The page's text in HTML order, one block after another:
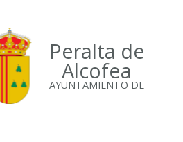
Peralta de
Alcofea
AYUNTAMIENTO DE